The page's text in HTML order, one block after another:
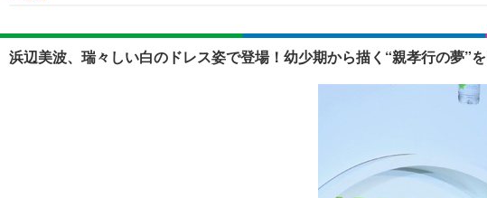
音楽
ライフTOP
ペット
リリース一覧
浜辺美波、瑞々しい白のドレス姿で登場！幼少期から描く“親孝行の夢”